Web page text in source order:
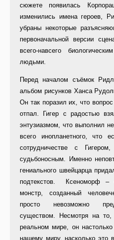
сюжете появилась
изменились имена героев,
убраны некоторые
первоначальной версии
всего-навсего
людьми.
Перед началом съёмок
альбом рисунков Ханса
Он так поразил их, что
отпал. Гигер с радостью
энтузиазмом, что выполнил
всего инопланетного,
сотрудничестве с
судьбоносным. Именно
гениального швейцарца
подтекстов. Ксеноморф –
монстр, созданный
просто невозможно
существом. Несмотря на
реальном мире, он
нашему миру, насколько это